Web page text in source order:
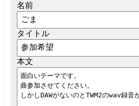
名前
タイトル
本文